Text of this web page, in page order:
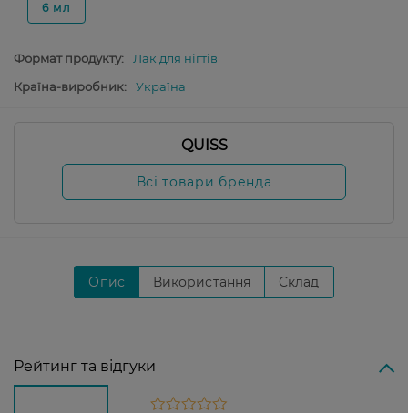
6 мл
Формат продукту:
Лак для нігтів
Країна-виробник:
Україна
QUISS
Всі товари бренда
Опис Використання Склад
Рейтинг та відгуки